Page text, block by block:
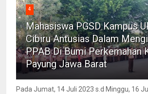
4
Mahasiswa PGSD Kampus
Cibiru Antusias Dalam
PPAB Di Bumi Perkemahan
Payung Jawa Barat
Pada Jumat, 14 Juli 2023 s.d Minggu, 16